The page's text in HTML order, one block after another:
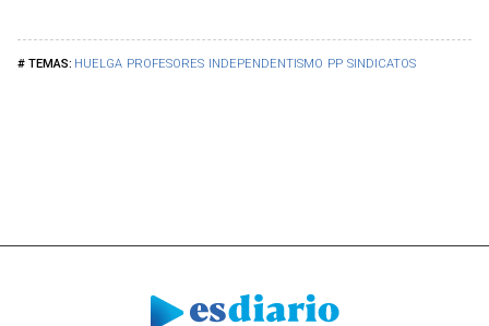
HUELGA PROFESORES INDEPENDENTISMO PP SINDICATOS